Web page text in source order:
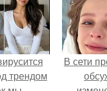
трендом
В сети